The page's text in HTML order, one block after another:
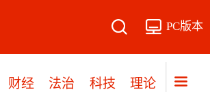
PC版本
财经 法治 科技 理论 党建